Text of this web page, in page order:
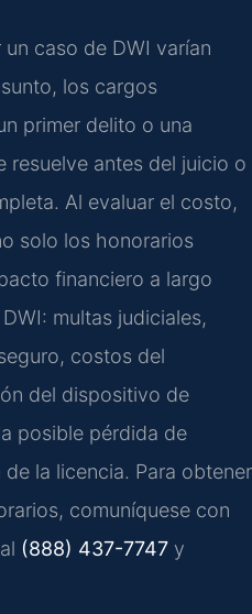
caso de DWI varían
los cargos
primer delito o una
resuelve antes del juicio o
Al evaluar el costo,
solo los honorarios
financiero a largo
multas judiciales,
costos del
del dispositivo de
posible pérdida de
la licencia. Para obtener
comuníquese con
al (888) 437-7747 y